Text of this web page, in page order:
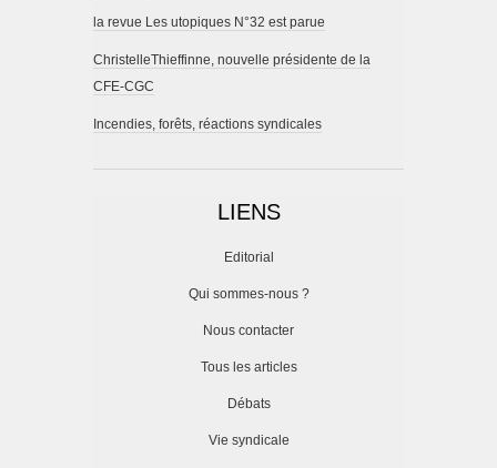
la revue Les utopiques N°32 est parue
ChristelleThieffinne, nouvelle présidente de la
CFE-CGC
Incendies, forêts, réactions syndicales
LIENS
Editorial
Qui sommes-nous ?
Nous contacter
Tous les articles
Débats
Vie syndicale